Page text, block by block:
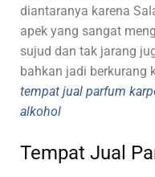
diantaranya karena
apek yang sangat
sujud dan tak jarang
bahkan jadi berkurang
tempat jual parfum
alkohol
Tempat Jual